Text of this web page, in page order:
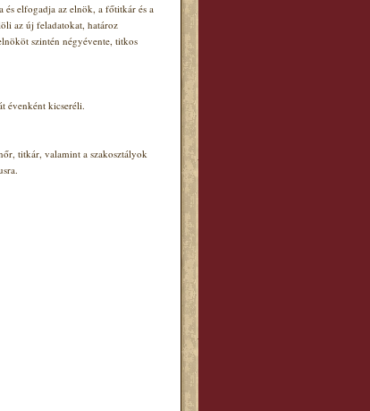
és elfogadja az elnök, a főtitkár és a
az új feladatokat, határoz
szintén négyévente, titkos
évenként kicseréli.
titkár, valamint a szakosztályok